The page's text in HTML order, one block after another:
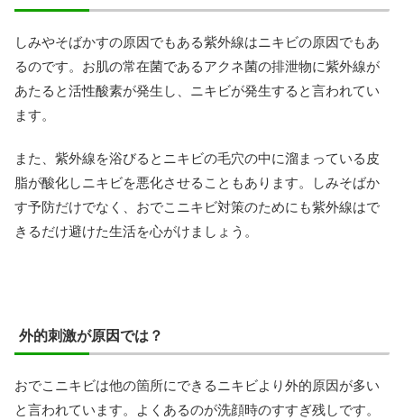
しみやそばかすの原因でもある紫外線はニキビの原因でもあ
るのです。お肌の常在菌であるアクネ菌の排泄物に紫外線が
あたると活性酸素が発生し、ニキビが発生すると言われてい
ます。
また、紫外線を浴びるとニキビの毛穴の中に溜まっている皮
脂が酸化しニキビを悪化させることもあります。しみそばか
す予防だけでなく、おでこニキビ対策のためにも紫外線はで
きるだけ避けた生活を心がけましょう。
外的刺激が原因では？
おでこニキビは他の箇所にできるニキビより外的原因が多い
と言われています。よくあるのが洗顔時のすすぎ残しです。